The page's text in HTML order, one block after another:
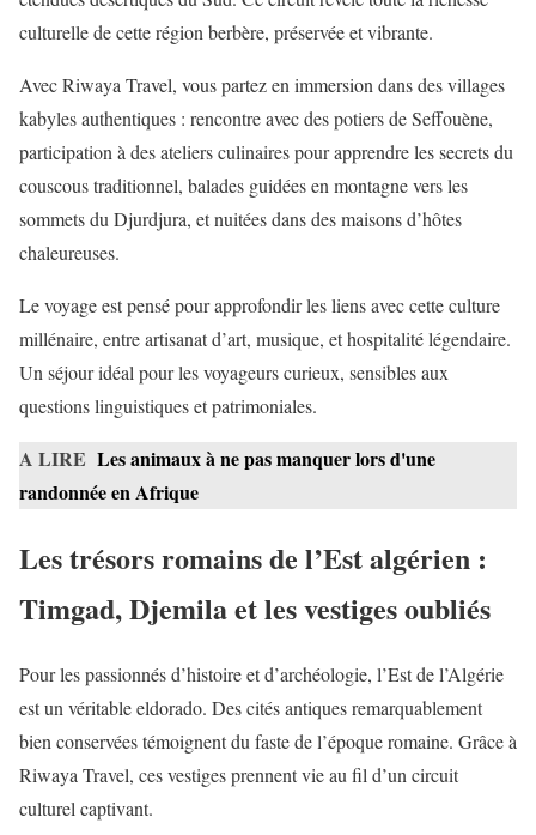
culturelle de cette région berbère, préservée et vibrante.
Avec Riwaya Travel, vous partez en immersion dans des villages
kabyles authentiques : rencontre avec des potiers de Seffouène,
participation à des ateliers culinaires pour apprendre les secrets du
couscous traditionnel, balades guidées en montagne vers les
sommets du Djurdjura, et nuitées dans des maisons d’hôtes
chaleureuses.
Le voyage est pensé pour approfondir les liens avec cette culture
millénaire, entre artisanat d’art, musique, et hospitalité légendaire.
Un séjour idéal pour les voyageurs curieux, sensibles aux
questions linguistiques et patrimoniales.
A LIRE Les animaux à ne pas manquer lors d'une
randonnée en Afrique
Les trésors romains de l’Est algérien :
Timgad, Djemila et les vestiges oubliés
Pour les passionnés d’histoire et d’archéologie, l’Est de l’Algérie
est un véritable eldorado. Des cités antiques remarquablement
bien conservées témoignent du faste de l’époque romaine. Grâce à
Riwaya Travel, ces vestiges prennent vie au fil d’un circuit
culturel captivant.